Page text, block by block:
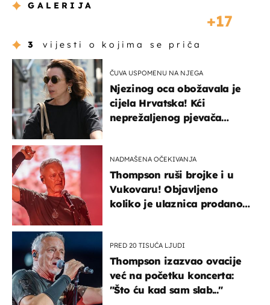
GALERIJA
17
3 vijesti o kojima se priča
ČUVA USPOMENU NA NJEGA
Njezinog oca obožavala je
cijela Hrvatska! Kći
neprežaljenog pjevača
NADMAŠENA OČEKIVANJA
Thompson ruši brojke i u
Vukovaru! Objavljeno
koliko je ulaznica prodano
PRED 20 TISUĆA LJUDI
Thompson izazvao ovacije
već na početku koncerta:
"Što ću kad sam slab..."